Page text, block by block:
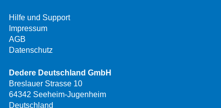
Hilfe und Support
Impressum
AGB
Datenschutz
Dedere Deutschland GmbH
Breslauer Strasse 10
64342 Seeheim-Jugenheim
Deutschland